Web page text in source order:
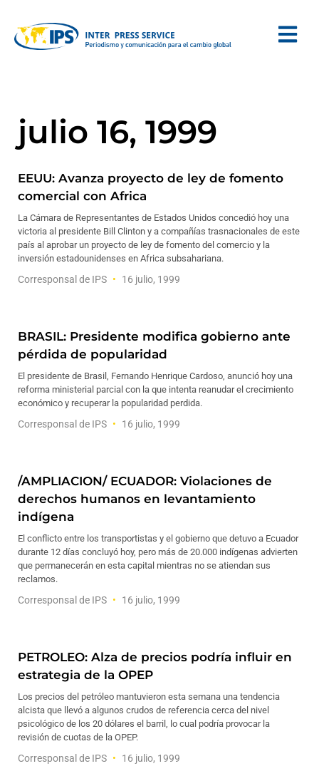
julio 16, 1999
EEUU: Avanza proyecto de ley de fomento
comercial con Africa
La Cámara de Representantes de Estados Unidos concedió hoy una
victoria al presidente Bill Clinton y a compañías trasnacionales de este
país al aprobar un proyecto de ley de fomento del comercio y la
inversión estadounidenses en Africa subsahariana.
Corresponsal de IPS 16 julio, 1999
BRASIL: Presidente modifica gobierno ante
pérdida de popularidad
El presidente de Brasil, Fernando Henrique Cardoso, anunció hoy una
reforma ministerial parcial con la que intenta reanudar el crecimiento
económico y recuperar la popularidad perdida.
Corresponsal de IPS 16 julio, 1999
/AMPLIACION/ ECUADOR: Violaciones de
derechos humanos en levantamiento
indígena
El conflicto entre los transportistas y el gobierno que detuvo a Ecuador
durante 12 días concluyó hoy, pero más de 20.000 indígenas advierten
que permanecerán en esta capital mientras no se atiendan sus
reclamos.
Corresponsal de IPS 16 julio, 1999
PETROLEO: Alza de precios podría influir en
estrategia de la OPEP
Los precios del petróleo mantuvieron esta semana una tendencia
alcista que llevó a algunos crudos de referencia cerca del nivel
psicológico de los 20 dólares el barril, lo cual podría provocar la
revisión de cuotas de la OPEP.
Corresponsal de IPS 16 julio, 1999